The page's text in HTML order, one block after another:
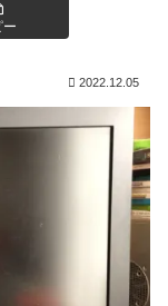
ー
2022.12.05